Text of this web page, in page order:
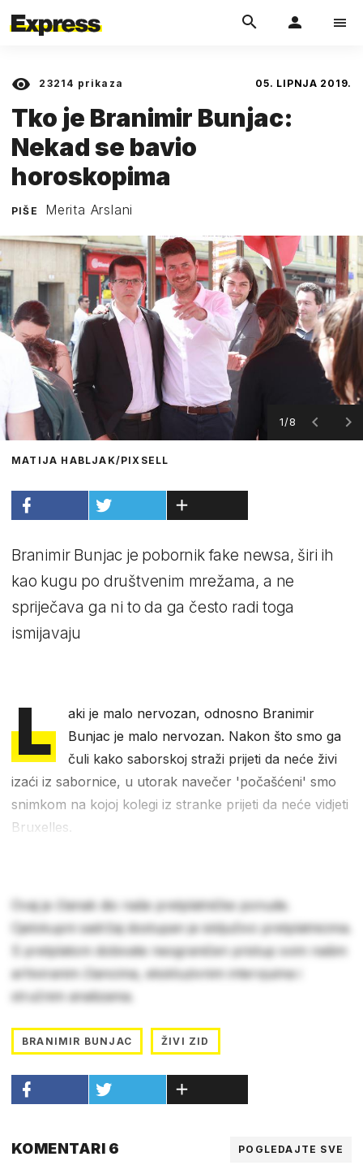
23214 prikaza 05. LIPNJA 2019.
Tko je Branimir Bunjac:
Nekad se bavio
horoskopima
PIŠE Merita Arslani
1/8
MATIJA HABLJAK/PIXSELL
Branimir Bunjac je pobornik fake newsa, širi ih
kao kugu po društvenim mrežama, a ne
spriječava ga ni to da ga često radi toga
ismijavaju
L
aki je malo nervozan, odnosno Branimir
Bunjac je malo nervozan. Nakon što smo ga
čuli kako saborskoj straži prijeti da neće živi
izaći iz sabornice, u utorak navečer 'počašćeni' smo
snimkom na kojoj kolegi iz stranke prijeti da neće vidjeti
Bruxelles.
Ovaj je članak dio naše pretplatničke ponude.
Cjelokupni sadržaj dostupan je isključivo pretplatnicima.
S pretplatom dobivate neograničen pristup svim našim
arhiviranim člancima, ekskluzivnim intervjuima i
stručnim analizama.
BRANIMIR BUNJAC ŽIVI ZID
KOMENTARI 6 POGLEDAJTE SVE